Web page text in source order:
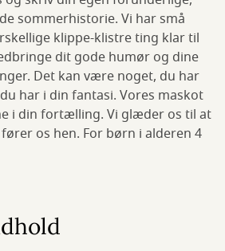
sommerhistorie. Vi har små
klippe-klistre ting klar til
dit gode humør og dine
Det kan være noget, du har
har i din fantasi. Vores maskot
i din fortælling. Vi glæder os til at
os hen. For børn i alderen 4